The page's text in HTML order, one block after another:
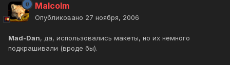
Malcolm
Опубликовано 27 ноября, 2006
Mad-Dan, да, использовались макеты, но их немного
подкрашивали (вроде бы).